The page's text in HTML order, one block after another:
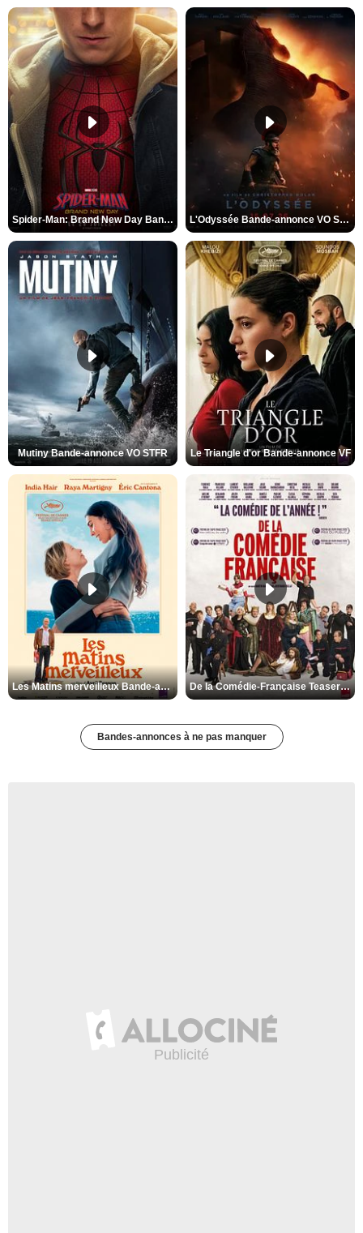
Spider-Man: Brand New Day Bande-annonce VO STFR L'Odyssée Bande-annonce VO STFR
Mutiny Bande-annonce VO STFR Le Triangle d'or Bande-annonce VF
Les Matins merveilleux Bande-annonce VF De la Comédie-Française Teaser VF
Bandes-annonces à ne pas manquer